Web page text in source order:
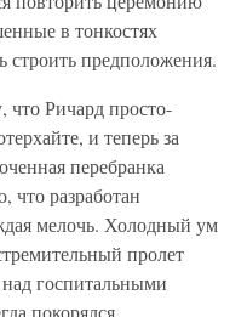
в тонкостях
строить предположения.
что Ричард просто-
и теперь за
перебранка
разработан
мелочь. Холодный ум
пролет
госпитальными
покорялся